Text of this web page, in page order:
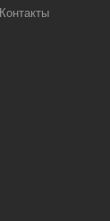
Контакты